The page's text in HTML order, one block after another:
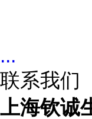
...
联系我们
上海钦诚